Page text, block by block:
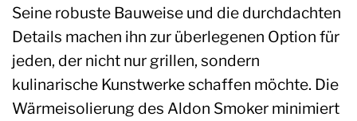
Seine robuste Bauweise und die durchdachten
Details machen ihn zur überlegenen Option für
jeden, der nicht nur grillen, sondern
kulinarische Kunstwerke schaffen möchte. Die
Wärmeisolierung des Aldon Smoker minimiert